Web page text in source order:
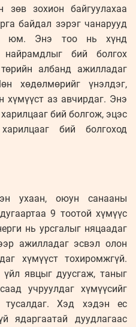
зөв зохион байгуулахаа
байдал зэрэг чанарууд
юм. Энэ тоо нь хүнд
бий болгох
албанд ажилладаг
хөдөлмөрийг үнэлдэг,
хүмүүст аз авчирдаг. Энэ
бий болгож, эцэс
бий болгоход
ухаан, оюун санааны
9 тоотой хүмүүс
нь урсгалыг няцаадаг
ажилладаг эсвэл олон
хүмүүст тохиромжгүй.
явцыг дуусгаж, таныг
учруулдаг хүмүүсийг
тусалдаг. Хэд хэдэн ес
ядаргаатай дуудлагаас